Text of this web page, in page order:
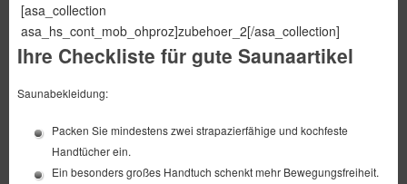
[asa_collection
asa_hs_cont_mob_ohproz]zubehoer_2[/asa_collection]
Ihre Checkliste für gute Saunaartikel
Saunabekleidung:
Packen Sie mindestens zwei strapazierfähige und kochfeste
Handtücher ein.
Ein besonders großes Handtuch schenkt mehr Bewegungsfreiheit.